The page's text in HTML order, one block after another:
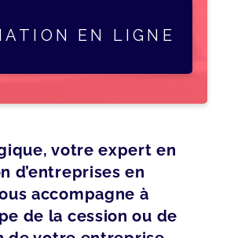
EN LIGNE
votre expert en
d’entreprises en
accompagne à
de la cession ou de